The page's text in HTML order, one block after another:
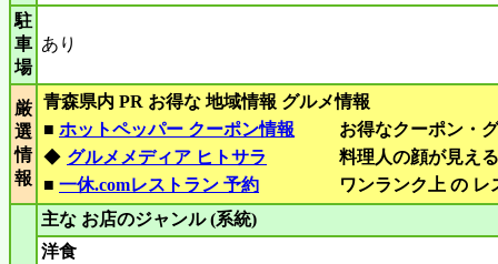
駐
車
場
あり
厳
選
情
報
青森県内 PR お得な 地域情報 グルメ情報
■ ホットペッパー クーポン情報
お得なクーポン・
◆ グルメメディア ヒトサラ
料理人の顔が見え
■ 一休.comレストラン 予約 ワンランク上 の レ
主な お店のジャンル (系統)
洋食